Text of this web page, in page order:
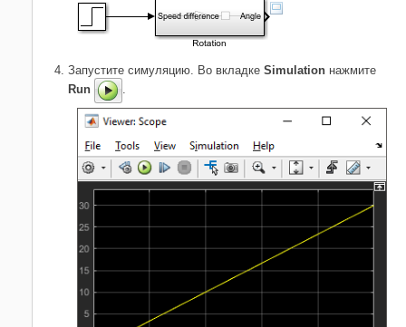
Запустите симуляцию. Во вкладке Simulation нажмите
Run
.